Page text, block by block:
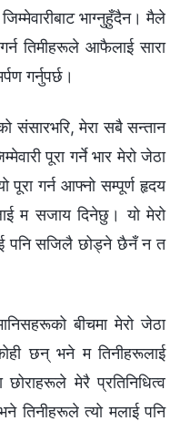
जिम्मेवारीबाट भाग्नुहुँदैन। मैले
गर्न तिमीहरूले आफैलाई सारा
गर्नुपर्छ।
संसारभरि, मेरा सबै सन्तान
पूरा गर्ने भार मेरो जेठा
गर्न आफ्नो सम्पूर्ण हृदय
म सजाय दिनेछु। यो मेरो
पनि सजिलै छोड्ने छैनँ न त
बीचमा मेरो जेठा
छन् भने म तिनीहरूलाई
मेरै प्रतिनिधित्व
तिनीहरूले त्यो मलाई पनि